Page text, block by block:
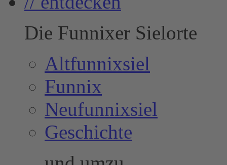
Die Funnixer Sielorte
Altfunnixsiel
Funnix
Neufunnixsiel
Geschichte